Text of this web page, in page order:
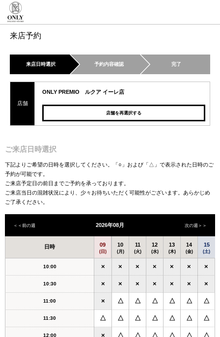
来店予約
来店日時選択 予約内容確認 完了
店舗
ONLY PREMIO ルクア イーレ店
店舗を再選択する
ご来店日時選択
下記よりご希望の日時を選択してください。「○」および「△」で表示された日時のご
予約が可能です。
ご来店予定日の前日までご予約を承っております。
ご来店当日の混雑状況により、少々お待ちいただく可能性がございます。あらかじめ
ご了承ください。
＜＜前の週 2026年08月 次の週＞＞
日時 09
(日)
10
(月)
11
(火)
12
(水)
13
(木)
14
(金)
15
(土)
10:00 × × × × × × ×
10:30 × × × × × × ×
11:00 × △ △ △ △ △ △
11:30 △ △ △ △ △ △ △
12:00 × △ △ △ △ △ △